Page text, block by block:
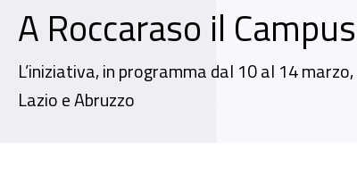
A Roccaraso il
L’iniziativa, in programma dal 10 al 14
Lazio e Abruzzo